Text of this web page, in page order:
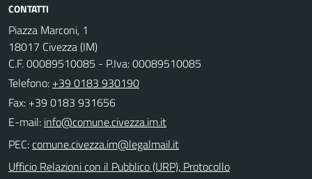
CONTATTI
Piazza Marconi, 1
18017 Civezza (IM)
C.F. 00089510085 - P.Iva: 00089510085
Telefono: +39 0183 930190
Fax: +39 0183 931656
E-mail:
PEC:
Ufficio Relazioni con il Pubblico (URP), Protocollo